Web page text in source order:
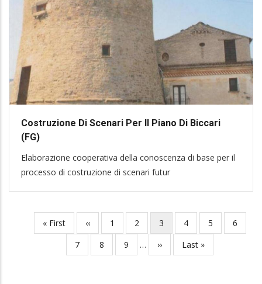
Costruzione Di Scenari Per Il Piano Di Biccari
(FG)
Elaborazione cooperativa della conoscenza di base per il
processo di costruzione di scenari futur
Pagination
First
page
« First
Previous
page
‹‹ Page
1 Page
2
Current
page
3 Page
4 Page
5 Page
6
Page
7 Page
8 Page
9 …
Next
page
››
Last
page
Last »